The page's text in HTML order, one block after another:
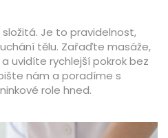
Je to pravidelnost,
tělu. Zařaďte masáže,
uvidíte rychlejší pokrok bez
nám a poradíme s
role hned.